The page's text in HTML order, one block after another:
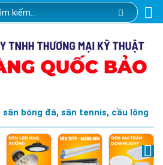
bóng đá, sân tennis, cầu lông